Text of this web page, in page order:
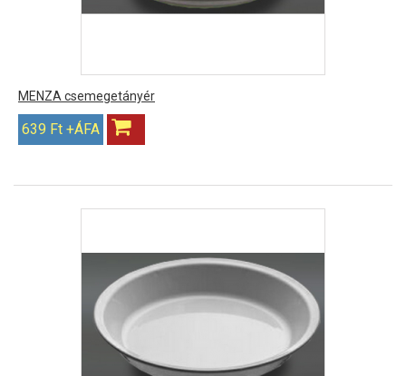
MENZA csemegetányér
639 Ft +ÁFA